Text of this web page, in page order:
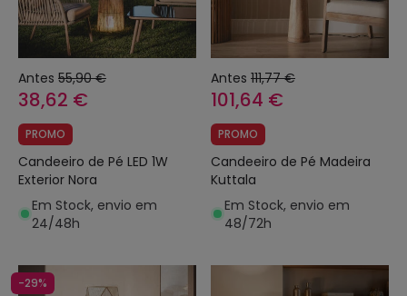
Antes 55,90 €
38,62 €
PROMO
Candeeiro de Pé LED 1W
Exterior Nora
Em Stock, envio em
24/48h
Antes 111,77 €
101,64 €
PROMO
Candeeiro de Pé Madeira
Kuttala
Em Stock, envio em
48/72h
-29%